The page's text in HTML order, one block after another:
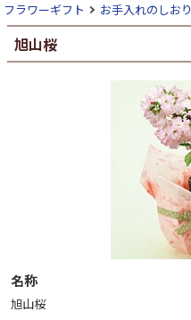
フラワーギフト お手入れのしおり
旭山桜
名称
旭山桜